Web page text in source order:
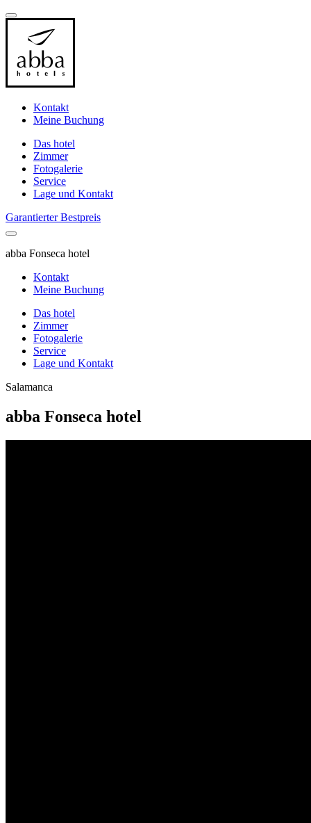
Kontakt
Meine Buchung
Das hotel
Zimmer
Fotogalerie
Service
Lage und Kontakt
Garantierter Bestpreis
abba Fonseca hotel
Kontakt
Meine Buchung
Das hotel
Zimmer
Fotogalerie
Service
Lage und Kontakt
Salamanca
abba Fonseca hotel